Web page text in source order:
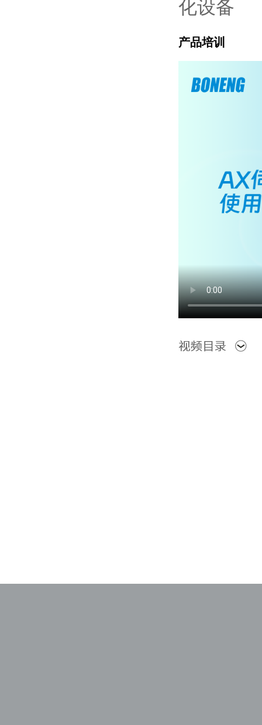
化设备
产品培训